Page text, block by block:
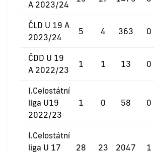
A 2023/24
ČLD U 19 A
2023/24
5 4 363 0
ČDD U 19
A 2022/23
1 1 13 0
I.Celostátní
liga U19
2022/23
1 0 58 0
I.Celostátní
liga U 17
28 23 2047 1